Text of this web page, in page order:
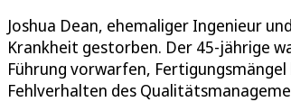
Joshua Dean, ehemaliger Ingenieur
Krankheit gestorben. Der 45-jährige
Führung vorwarfen, Fertigungsmängel
Fehlverhalten des